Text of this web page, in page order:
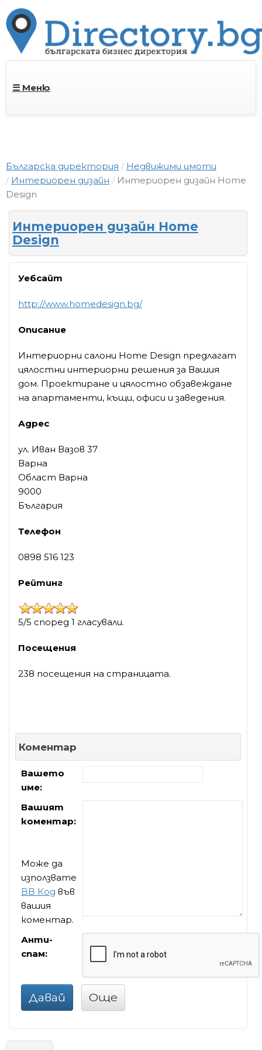
☰ Меню
Българска директория
Недвижими имоти
Интериорен дизайн
Интериорен дизайн Home
Design
Интериорен дизайн Home
Design
Уебсайт
http://www.homedesign.bg/
Описание
Интериорни салони Home Design предлагат
цялостни интериорни решения за Вашия
дом. Проектиране и цялостно обзавеждане
на апартаменти, къщи, офиси и заведения.
Адрес
ул. Иван Вазов 37
Варна
Област Варна
9000
България
Телефон
0898 516 123
Рейтинг
5/5 според 1 гласували.
Посещения
238 посещения на страницата.
Коментар
Вашето
име:
Вашият
коментар:
Може да
използвате
BB Код във
вашия
коментар.
Анти-
спам:
Давай Още